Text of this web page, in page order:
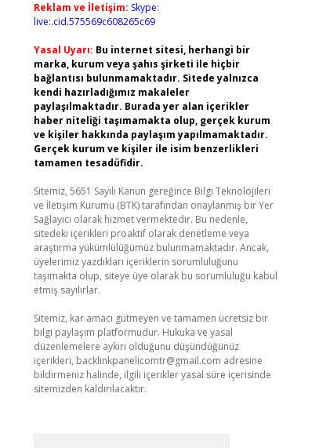
Reklam ve İletişim: Skype:
live:.cid.575569c608265c69
Yasal Uyarı: Bu internet sitesi, herhangi bir
marka, kurum veya şahıs şirketi ile hiçbir
bağlantısı bulunmamaktadır. Sitede yalnızca
kendi hazırladığımız makaleler
paylaşılmaktadır. Burada yer alan içerikler
haber niteliği taşımamakta olup, gerçek kurum
ve kişiler hakkında paylaşım yapılmamaktadır.
Gerçek kurum ve kişiler ile isim benzerlikleri
tamamen tesadüfidir.
Sitemiz, 5651 Sayılı Kanun gereğince Bilgi Teknolojileri
ve İletişim Kurumu (BTK) tarafından onaylanmış bir Yer
Sağlayıcı olarak hizmet vermektedir. Bu nedenle,
sitedeki içerikleri proaktif olarak denetleme veya
araştırma yükümlülüğümüz bulunmamaktadır. Ancak,
üyelerimiz yazdıkları içeriklerin sorumluluğunu
taşımakta olup, siteye üye olarak bu sorumluluğu kabul
etmiş sayılırlar.
Sitemiz, kar amacı gütmeyen ve tamamen ücretsiz bir
bilgi paylaşım platformudur. Hukuka ve yasal
düzenlemelere aykırı olduğunu düşündüğünüz
içerikleri, backlinkpanelicomtr@gmail.com adresine
bildirmeniz halinde, ilgili içerikler yasal süre içerisinde
sitemizden kaldırılacaktır.